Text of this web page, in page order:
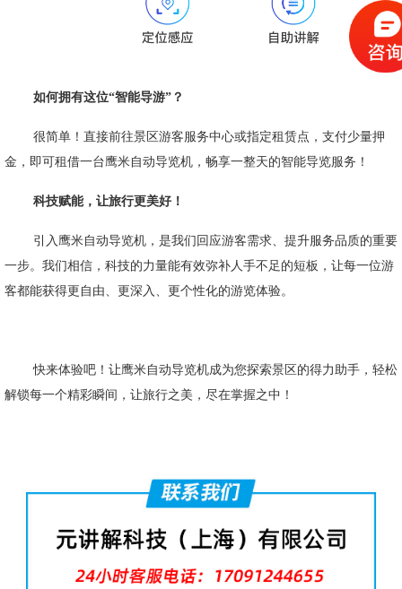
如何拥有这位“智能导游”？
很简单！直接前往景区游客服务中心或指定租赁点，支付少量押
金，即可租借一台鹰米自动导览机，畅享一整天的智能导览服务！
科技赋能，让旅行更美好！
引入鹰米自动导览机，是我们回应游客需求、提升服务品质的重要
一步。我们相信，科技的力量能有效弥补人手不足的短板，让每一位游
客都能获得更自由、更深入、更个性化的游览体验。
快来体验吧！ 让鹰米自动导览机成为您探索景区的得力助手，轻松
解锁每一个精彩瞬间，让旅行之美，尽在掌握之中！